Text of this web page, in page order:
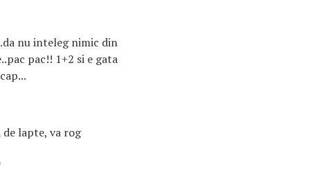
nu inteleg nimic din
pac!! 1+2 si e gata
lapte, va rog